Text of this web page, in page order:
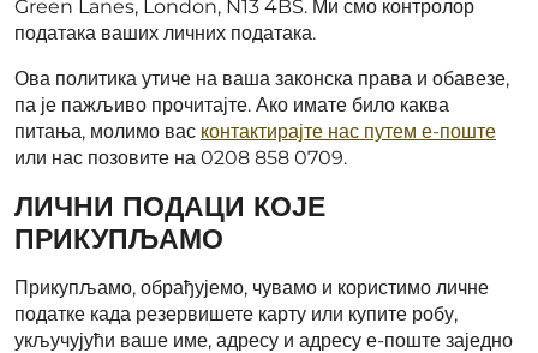
Green Lanes, London, N13 4BS. Ми смо контролор
података ваших личних података.
Ова политика утиче на ваша законска права и обавезе,
па је пажљиво прочитајте. Ако имате било каква
питања, молимо вас контактирајте нас путем е-поште
или нас позовите на 0208 858 0709.
ЛИЧНИ ПОДАЦИ КОЈЕ
ПРИКУПЉАМО
Прикупљамо, обрађујемо, чувамо и користимо личне
податке када резервишете карту или купите робу,
укључујући ваше име, адресу и адресу е-поште заједно